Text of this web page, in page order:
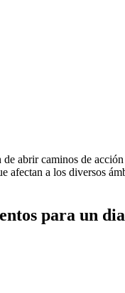
abrir caminos de
afectan a los diversos
para un